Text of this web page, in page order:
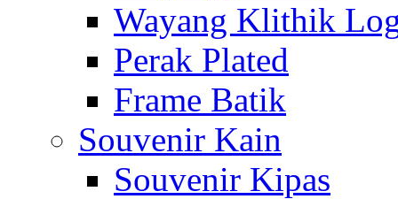
Wayang Klithik
Perak Plated
Frame Batik
Souvenir Kain
Souvenir Kipas